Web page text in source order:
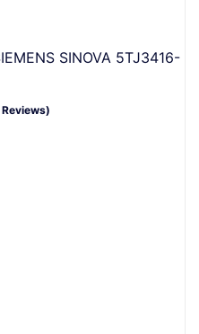
SINOVA 5TJ3416-